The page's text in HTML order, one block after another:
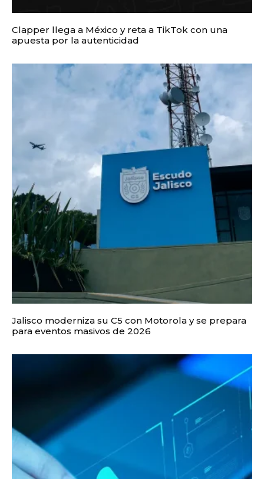
Clapper llega a México y reta a TikTok con una
apuesta por la autenticidad
Jalisco moderniza su C5 con Motorola y se prepara
para eventos masivos de 2026